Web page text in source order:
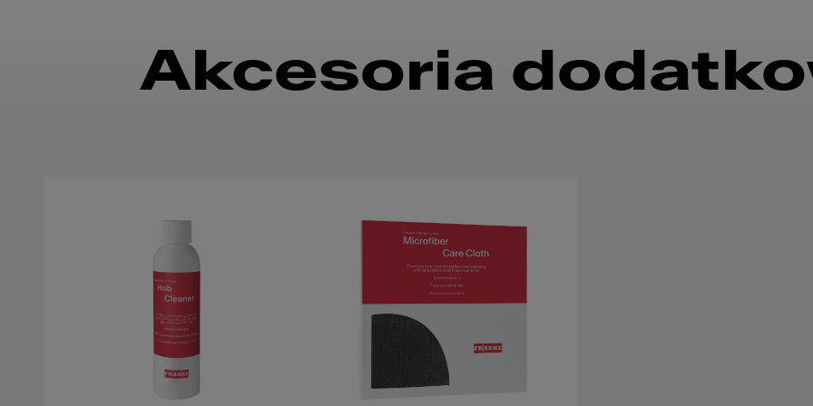
Akcesoria